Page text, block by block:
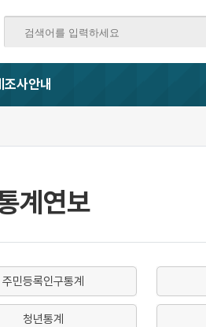
조사안내
계연보
주민등록인구통계
청년통계